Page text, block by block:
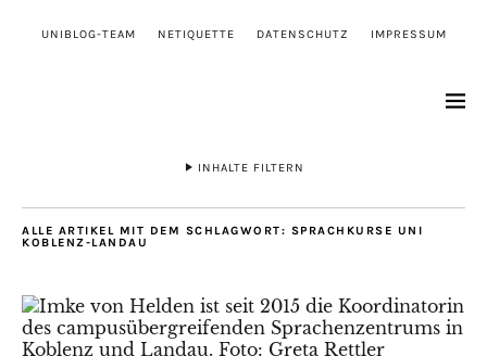
UNIBLOG-TEAM NETIQUETTE DATENSCHUTZ IMPRESSUM
INHALTE FILTERN
ALLE ARTIKEL MIT DEM SCHLAGWORT: SPRACHKURSE UNI
KOBLENZ-LANDAU